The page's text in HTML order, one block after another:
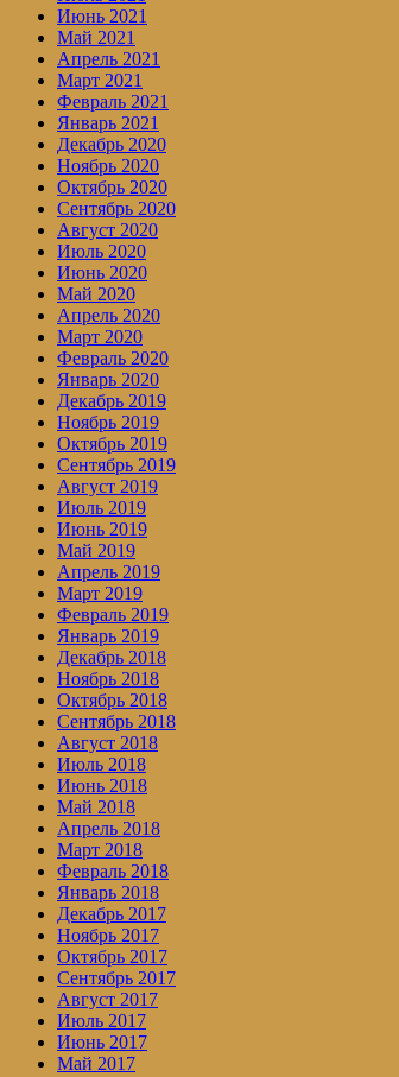
Июнь 2021
Май 2021
Апрель 2021
Март 2021
Февраль 2021
Январь 2021
Декабрь 2020
Ноябрь 2020
Октябрь 2020
Сентябрь 2020
Август 2020
Июль 2020
Июнь 2020
Май 2020
Апрель 2020
Март 2020
Февраль 2020
Январь 2020
Декабрь 2019
Ноябрь 2019
Октябрь 2019
Сентябрь 2019
Август 2019
Июль 2019
Июнь 2019
Май 2019
Апрель 2019
Март 2019
Февраль 2019
Январь 2019
Декабрь 2018
Ноябрь 2018
Октябрь 2018
Сентябрь 2018
Август 2018
Июль 2018
Июнь 2018
Май 2018
Апрель 2018
Март 2018
Февраль 2018
Январь 2018
Декабрь 2017
Ноябрь 2017
Октябрь 2017
Сентябрь 2017
Август 2017
Июль 2017
Июнь 2017
Май 2017